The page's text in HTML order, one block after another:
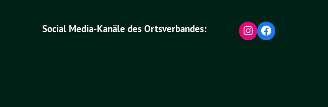
Social Media-Kanäle des Ortsverbandes: Instagram
Facebook